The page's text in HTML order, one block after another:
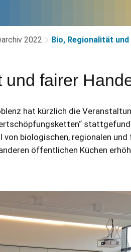
2022 Bio, Regionalität
und fairer
hat kürzlich die
von biologischen, regionalen
öffentlichen Küchen